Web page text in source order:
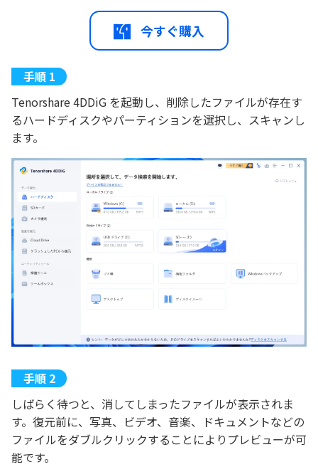
今すぐ購入
Tenorshare 4DDiG を起動し、削除したファイルが存在す
るハードディスクやパーティションを選択し、スキャンし
ます。
しばらく待つと、消してしまったファイルが表示されま
す。復元前に、写真、ビデオ、音楽、ドキュメントなどの
ファイルをダブルクリックすることによりプレビューが可
能です。